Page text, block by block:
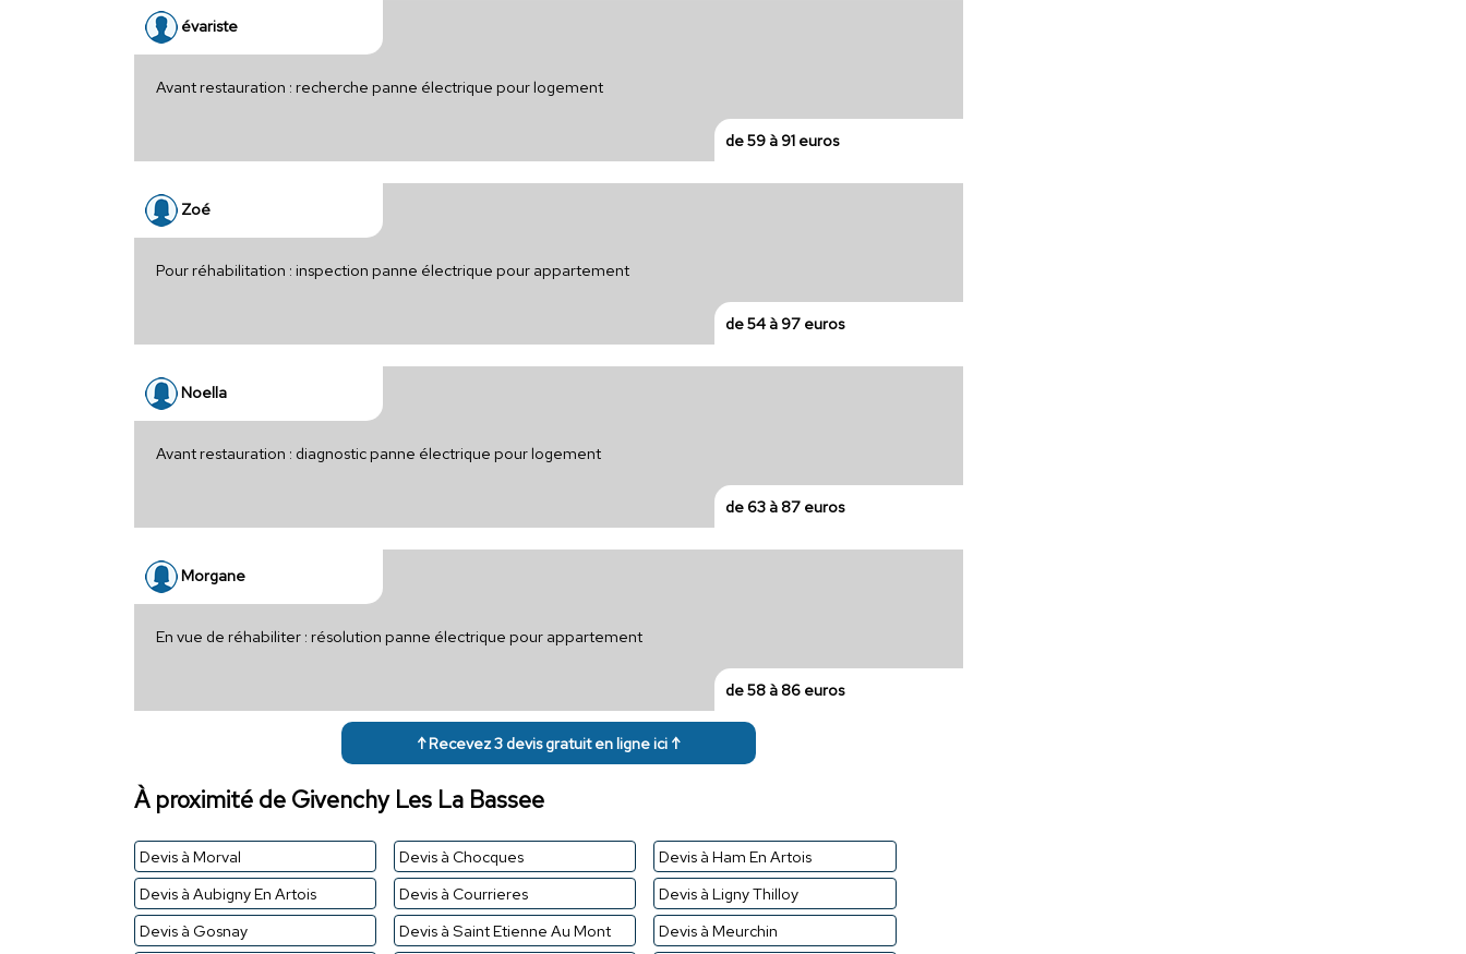
évariste
Avant restauration : recherche panne électrique pour logement
de 59 à 91 euros
Zoé
Pour réhabilitation : inspection panne électrique pour appartement
de 54 à 97 euros
Noella
Avant restauration : diagnostic panne électrique pour logement
de 63 à 87 euros
Morgane
En vue de réhabiliter : résolution panne électrique pour appartement
de 58 à 86 euros
↑ Recevez 3 devis gratuit en ligne ici ↑
À proximité de Givenchy Les La Bassee
Devis à Morval Devis à Chocques
Devis à Ham En Artois
Devis à Aubigny En Artois
Devis à Courrieres
Devis à Ligny Thilloy
Devis à Gosnay
Devis à Saint Etienne Au Mont Devis à Meurchin